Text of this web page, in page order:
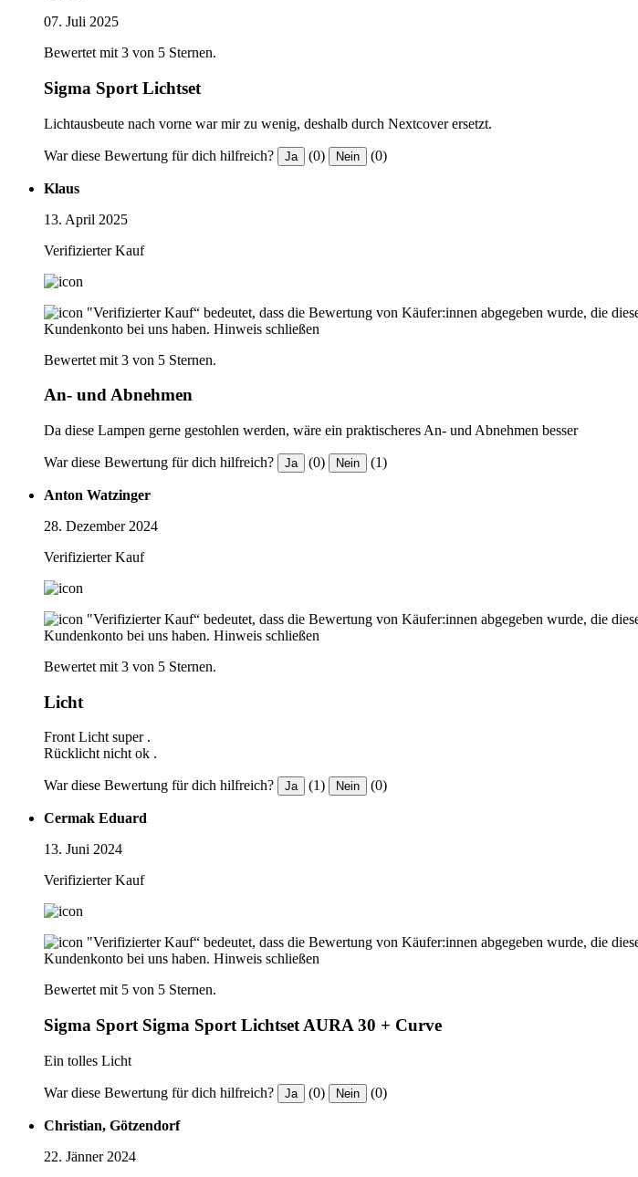
07. Juli 2025
Bewertet mit 3 von 5 Sternen.
Sigma Sport Lichtset
Lichtausbeute nach vorne war mir zu wenig, deshalb durch Nextcover ersetzt.
War diese Bewertung für dich hilfreich? Ja (0) Nein (0)
Klaus
13. April 2025
Verifizierter Kauf
"Verifizierter Kauf“ bedeutet, dass die Bewertung von Käufer:innen abgegeben wurde, die
Kundenkonto bei uns haben. Hinweis schließen
Bewertet mit 3 von 5 Sternen.
An- und Abnehmen
Da diese Lampen gerne gestohlen werden, wäre ein praktischeres An- und Abnehmen besser
War diese Bewertung für dich hilfreich? Ja (0) Nein (1)
Anton Watzinger
28. Dezember 2024
Verifizierter Kauf
"Verifizierter Kauf“ bedeutet, dass die Bewertung von Käufer:innen abgegeben wurde, die
Kundenkonto bei uns haben. Hinweis schließen
Bewertet mit 3 von 5 Sternen.
Licht
Front Licht super .
Rücklicht nicht ok .
War diese Bewertung für dich hilfreich? Ja (1) Nein (0)
Cermak Eduard
13. Juni 2024
Verifizierter Kauf
"Verifizierter Kauf“ bedeutet, dass die Bewertung von Käufer:innen abgegeben wurde, die
Kundenkonto bei uns haben. Hinweis schließen
Bewertet mit 5 von 5 Sternen.
Sigma Sport Sigma Sport Lichtset AURA 30 + Curve
Ein tolles Licht
War diese Bewertung für dich hilfreich? Ja (0) Nein (0)
Christian, Götzendorf
22. Jänner 2024